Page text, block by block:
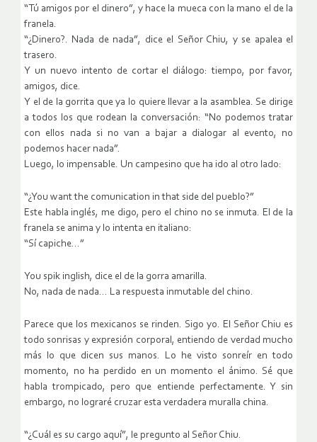
“Tú amigos por el dinero”, y hace la mueca con la mano el de la
franela.
“¿Dinero?. Nada de nada”, dice el Señor Chiu, y se apalea el
trasero.
Y un nuevo intento de cortar el diálogo: tiempo, por favor,
amigos, dice.
Y el de la gorrita que ya lo quiere llevar a la asamblea. Se dirige
a todos los que rodean la conversación: “No podemos tratar
con ellos nada si no van a bajar a dialogar al evento, no
podemos hacer nada”.
Luego, lo impensable. Un campesino que ha ido al otro lado:
“¿You want the comunication in that side del pueblo?”
Este habla inglés, me digo, pero el chino no se inmuta. El de la
franela se anima y lo intenta en italiano:
“Sí capiche…”
You spik inglish, dice el de la gorra amarilla.
No, nada de nada… La respuesta inmutable del chino.
Parece que los mexicanos se rinden. Sigo yo. El Señor Chiu es
todo sonrisas y expresión corporal, entiendo de verdad mucho
más lo que dicen sus manos. Lo he visto sonreír en todo
momento, no ha perdido en un momento el ánimo. Sé que
habla trompicado, pero que entiende perfectamente. Y sin
embargo, no lograré cruzar esta verdadera muralla china.
“¿Cuál es su cargo aquí”, le pregunto al Señor Chiu.